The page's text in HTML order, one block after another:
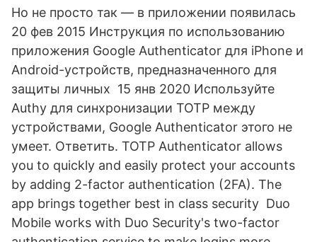
Но не просто так — в приложении появилась
20 фев 2015 Инструкция по использованию
приложения Google Authenticator для iPhone и
Android-устройств, предназначенного для
защиты личных 15 янв 2020 Используйте
Authy для синхронизации TOTP между
устройствами, Google Authenticator этого не
умеет. Ответить. TOTP Authenticator allows
you to quickly and easily protect your accounts
by adding 2-factor authentication (2FA). The
app brings together best in class security Duo
Mobile works with Duo Security's two-factor